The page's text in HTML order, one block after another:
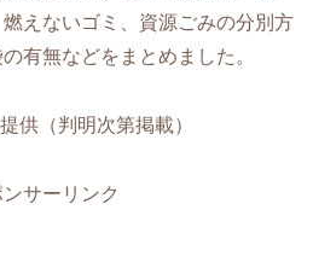
えないゴミ、資源ごみの分別方
有無などをまとめました。
供（判明次第掲載）
ンサーリンク